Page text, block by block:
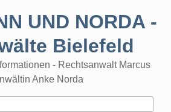
UND NORDA -
Bielefeld
- Rechtsanwalt Marcus
Anke Norda